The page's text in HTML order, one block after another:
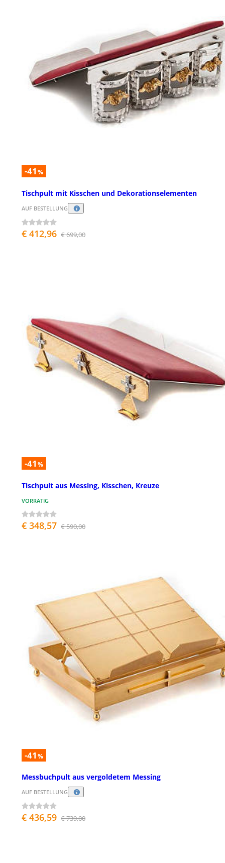
-41 %
Tischpult mit Kisschen und Dekorationselementen
AUF BESTELLUNG
€ 412,96 € 699,00
-41 %
Tischpult aus Messing, Kisschen, Kreuze
VORRÄTIG
€ 348,57 € 590,00
-41 %
Messbuchpult aus vergoldetem Messing
AUF BESTELLUNG
€ 436,59 € 739,00